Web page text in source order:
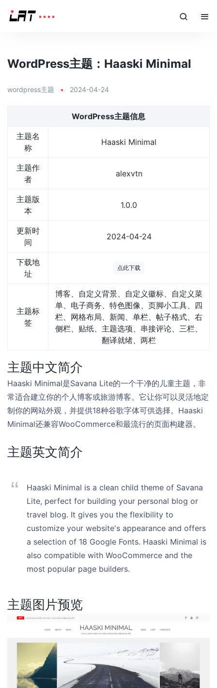
WordPress主题：Haaski Minimal
wordpress主题 • 2024-04-24
WordPress主题信息
主题名
称
Haaski Minimal
主题作
者
alexvtn
主题版
本
1.0.0
更新时
间
2024-04-24
下载地
址
点此下载
主题标
签
博客、自定义背景、自定义徽标、自定义菜
单、电子商务、特色图像、页脚小工具、四
栏、网格布局、新闻、单栏、帖子格式、右
侧栏、贴纸、主题选项、串接评论、三栏、
翻译就绪、两栏
主题中文简介
Haaski Minimal是Savana Lite的一个干净的儿童主题，非
常适合建立你的个人博客或旅游博客。它让你可以灵活地定
制你的网站外观，并提供18种谷歌字体可供选择。Haaski
Minimal还兼容WooCommerce和最流行的页面构建器。
主题英文简介
Haaski Minimal is a clean child theme of Savana
Lite, perfect for building your personal blog or
travel blog. It gives you the flexibility to
customize your website's appearance and offers
a selection of 18 Google Fonts. Haaski Minimal is
also compatible with WooCommerce and the
most popular page builders.
主题图片预览